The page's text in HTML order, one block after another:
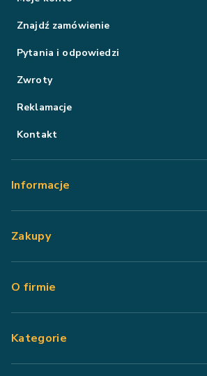
Znajdź zamówienie
Pytania i odpowiedzi
Zwroty
Reklamacje
Kontakt
Informacje
Zakupy
O firmie
Kategorie